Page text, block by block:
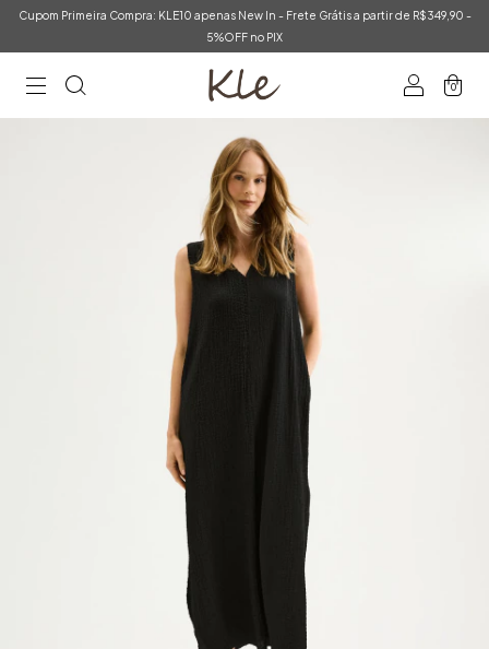
Cupom Primeira Compra: KLE10 apenas New In - Frete Grátis a partir de R$349,90 -
5%OFF no PIX
0